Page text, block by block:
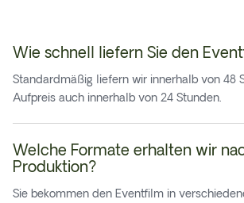
Wie schnell liefern Sie den
Standardmäßig liefern wir innerhalb von 48
Aufpreis auch innerhalb von 24 Stunden.
Welche Formate erhalten wir
Produktion?
Sie bekommen den Eventfilm in